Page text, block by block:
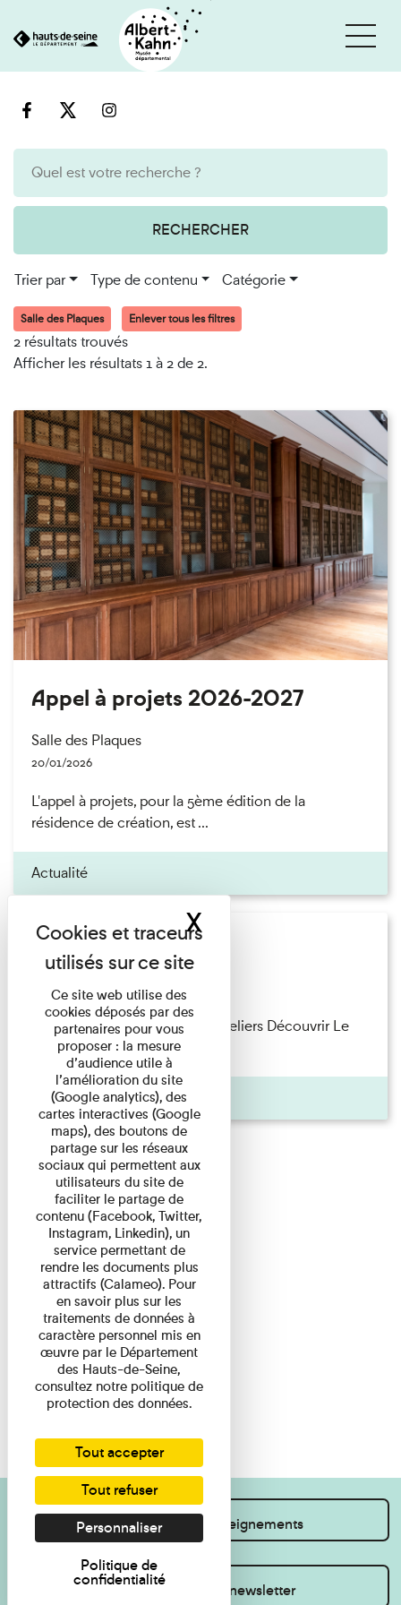
au
RECHERCHER
Trier par Type de contenu Catégorie
Salle des Plaques Enlever tous les filtres
2 résultats trouvés
Afficher les résultats 1 à 2 de 2.
Appel à projets 2026-2027
Salle des Plaques
20/01/2026
L'appel à projets, pour la 5ème édition de la
résidence de création, est ...
Actualité
Offre pédagogique
Salle des Plaques
Offre pédagogique Visites et ateliers Découvrir Le
musée propose aux élèves ...
Pages
Je souhaite des renseignements
Inscrivez-vous à la newsletter
Cookies et traceurs utilisés sur ce site
Ce site web utilise des
cookies déposés par des
partenaires pour vous
proposer : la mesure
d’audience utile à
l’amélioration du site
(Google analytics), des
cartes interactives (Google
maps), des boutons de
partage sur les réseaux
sociaux qui permettent aux
utilisateurs du site de
faciliter le partage de
contenu (Facebook, Twitter,
Instagram, Linkedin), un
service permettant de
rendre les documents plus
attractifs (Calameo). Pour
en savoir plus sur les
traitements de données à
caractère personnel mis en
œuvre par le Département
des Hauts-de-Seine,
consultez notre politique de
protection des données.
Tout accepter
Tout refuser
Personnaliser
Politique de
confidentialité
XMasquer le